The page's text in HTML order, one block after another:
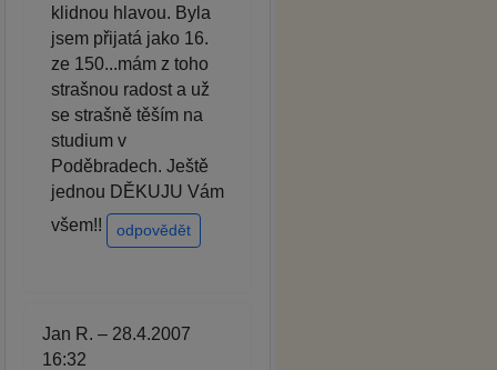
klidnou hlavou. Byla
jsem přijatá jako 16.
ze 150...mám z toho
strašnou radost a už
se strašně těším na
studium v
Poděbradech. Ještě
jednou DĚKUJU Vám
všem!!
odpovědět
Jan R. – 28.4.2007
16:32